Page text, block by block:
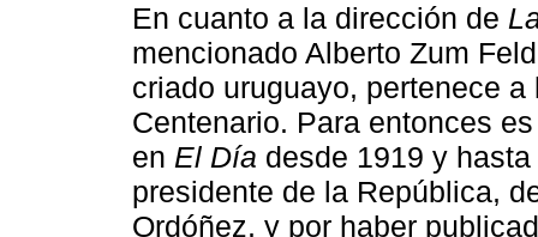
En cuanto a la dirección de
mencionado Alberto Zum
criado uruguayo, pertenece
Centenario. Para entonces
en El Día desde 1919 y
presidente de la República,
Ordóñez, y por haber